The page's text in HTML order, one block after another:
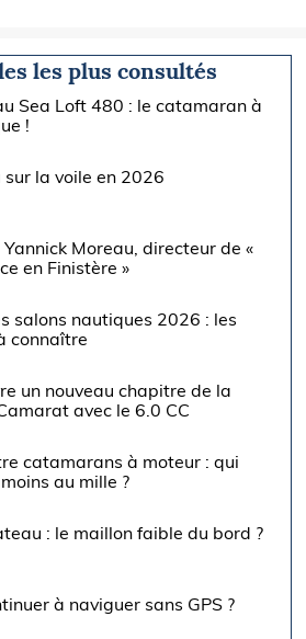
les plus consultés
Sea Loft 480 : le catamaran à
!
sur la voile en 2026
Moreau, directeur de «
en Finistère »
salons nautiques 2026 : les
connaître
un nouveau chapitre de la
avec le 6.0 CC
catamarans à moteur : qui
au mille ?
: le maillon faible du bord ?
à naviguer sans GPS ?